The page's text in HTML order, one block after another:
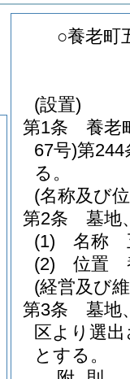
○養老町
(設置)
第1条
養老
67号)第244
る。
(名称及び
第2条
墓地
(1)
名称
(2)
位置
(経営及び
第3条
墓地
区より選
とする。